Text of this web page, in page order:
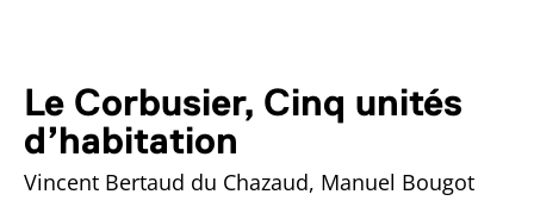
Le Corbusier, Cinq unités
d’habitation
Vincent Bertaud du Chazaud, Manuel Bougot